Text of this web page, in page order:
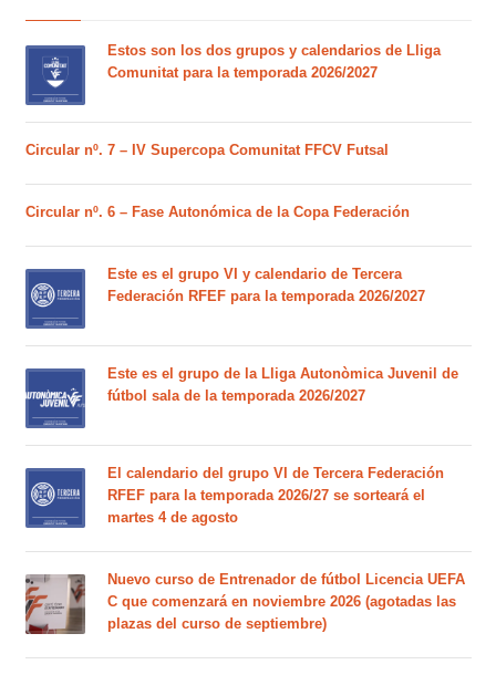
Estos son los dos grupos y calendarios de Lliga
Comunitat para la temporada 2026/2027
Circular nº. 7 – IV Supercopa Comunitat FFCV Futsal
Circular nº. 6 – Fase Autonómica de la Copa Federación
Este es el grupo VI y calendario de Tercera
Federación RFEF para la temporada 2026/2027
Este es el grupo de la Lliga Autonòmica Juvenil de
fútbol sala de la temporada 2026/2027
El calendario del grupo VI de Tercera Federación
RFEF para la temporada 2026/27 se sorteará el
martes 4 de agosto
Nuevo curso de Entrenador de fútbol Licencia UEFA
C que comenzará en noviembre 2026 (agotadas las
plazas del curso de septiembre)